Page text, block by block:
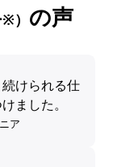
） の声
けられる仕
ました。
ア